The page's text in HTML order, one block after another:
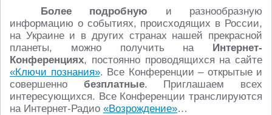
Более подробную и разнообразную
информацию о событиях, происходящих в России,
на Украине и в других странах нашей прекрасной
планеты, можно получить на Интернет-
Конференциях, постоянно проводящихся на сайте
«Ключи познания». Все Конференции – открытые и
совершенно безплатные. Приглашаем всех
интересующихся. Все Конференции транслируются
на Интернет-Радио «Возрождение»…